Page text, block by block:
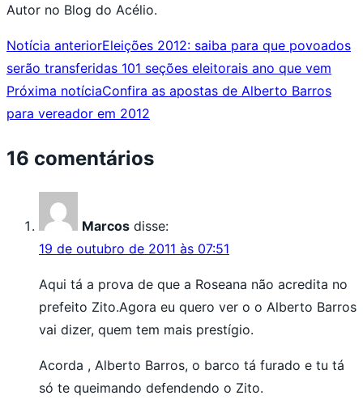
Autor no Blog do Acélio.
Notícia anteriorEleições 2012: saiba para que povoados
serão transferidas 101 seções eleitorais ano que vem
Próxima notíciaConfira as apostas de Alberto Barros
para vereador em 2012
16 comentários
Marcos disse:
19 de outubro de 2011 às 07:51
Aqui tá a prova de que a Roseana não acredita no
prefeito Zito.Agora eu quero ver o o Alberto Barros
vai dizer, quem tem mais prestígio.
Acorda , Alberto Barros, o barco tá furado e tu tá
só te queimando defendendo o Zito.